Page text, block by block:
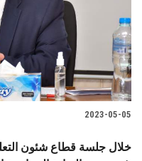
2023-05-05
خلال جلسة قطاع شئون